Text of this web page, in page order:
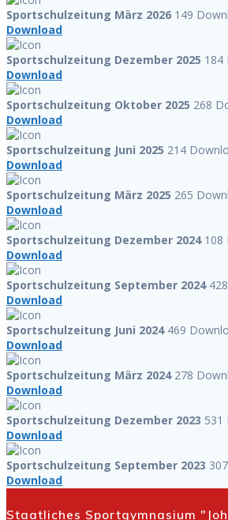
Sportschulzeitung März 2026 149
Download
Sportschulzeitung Dezember 2025 184
Download
Sportschulzeitung Oktober 2025 268
Download
Sportschulzeitung Juni 2025 214
Download
Sportschulzeitung März 2025 265
Download
Sportschulzeitung Dezember 2024 108
Download
Sportschulzeitung September 2024
Download
Sportschulzeitung Juni 2024 469
Download
Sportschulzeitung März 2024 278
Download
Sportschulzeitung Dezember 2023 531
Download
Sportschulzeitung September 2023
Download
Staatliches Sportgymnasium